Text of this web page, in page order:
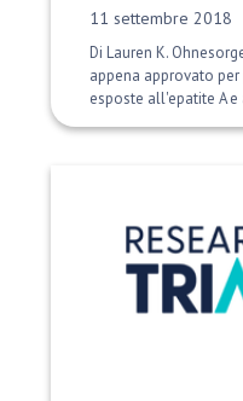
Data di pubblicazione:
11 settembre 2018
Di Lauren K.
appena approvato
esposte all'epatite A